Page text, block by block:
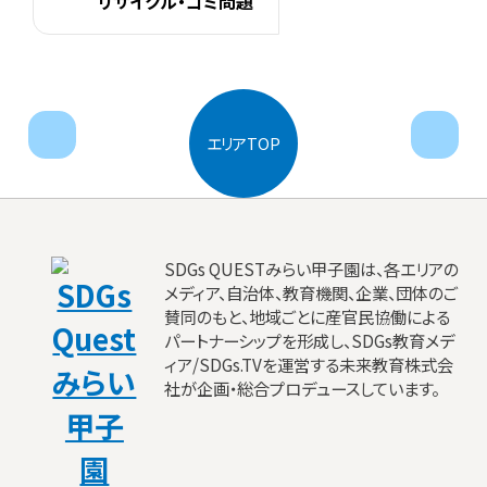
エリアTOP
SDGs QUESTみらい甲子園は、各エリアの
メディア、自治体、教育機関、企業、団体のご
賛同のもと、地域ごとに産官民協働による
パートナーシップを形成し、SDGs教育メデ
ィア/SDGs.TVを運営する未来教育株式会
社が企画・総合プロデュースしています。